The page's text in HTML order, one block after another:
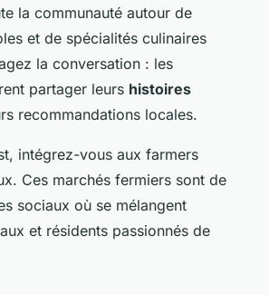
la communauté autour de
et de spécialités culinaires
la conversation : les
partager leurs histoires
recommandations locales.
intégrez-vous aux farmers
Ces marchés fermiers sont de
sociaux où se mélangent
et résidents passionnés de